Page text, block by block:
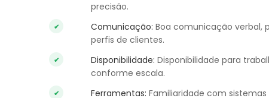
precisão.
Comunicação: Boa comunicação verbal,
perfis de clientes.
Disponibilidade: Disponibilidade para
conforme escala.
Ferramentas: Familiaridade com